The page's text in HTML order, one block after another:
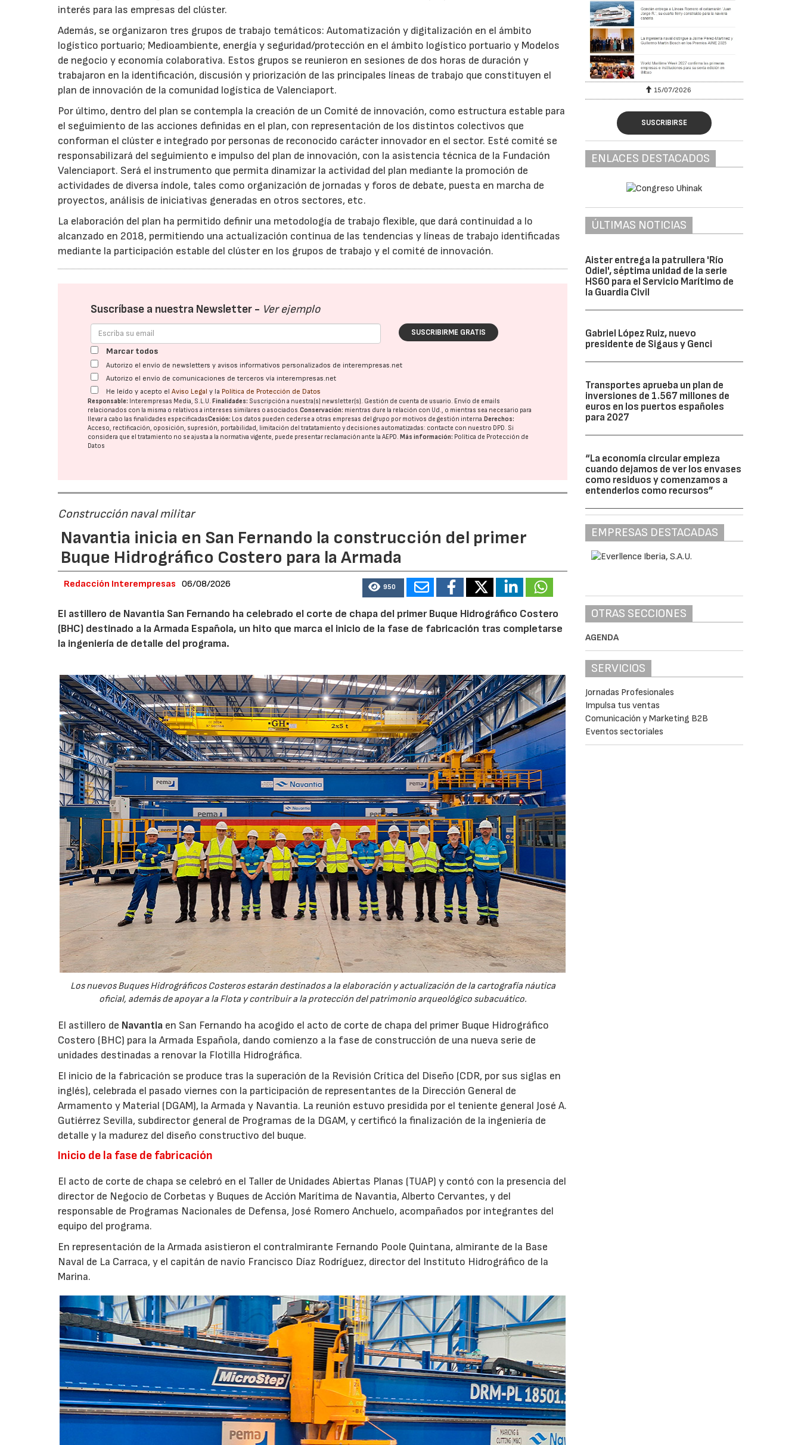
interés para las empresas del clúster.
Además, se organizaron tres grupos de trabajo temáticos: Automatización y digitalización en el ámbito
logístico portuario; Medioambiente, energía y seguridad/protección en el ámbito logístico portuario y Modelos
de negocio y economía colaborativa. Estos grupos se reunieron en sesiones de dos horas de duración y
trabajaron en la identificación, discusión y priorización de las principales líneas de trabajo que constituyen el
plan de innovación de la comunidad logística de Valenciaport.
Por último, dentro del plan se contempla la creación de un Comité de innovación, como estructura estable para
el seguimiento de las acciones definidas en el plan, con representación de los distintos colectivos que
conforman el clúster e integrado por personas de reconocido carácter innovador en el sector. Esté comité se
responsabilizará del seguimiento e impulso del plan de innovación, con la asistencia técnica de la Fundación
Valenciaport. Será el instrumento que permita dinamizar la actividad del plan mediante la promoción de
actividades de diversa índole, tales como organización de jornadas y foros de debate, puesta en marcha de
proyectos, análisis de iniciativas generadas en otros sectores, etc.
La elaboración del plan ha permitido definir una metodología de trabajo flexible, que dará continuidad a lo
alcanzado en 2018, permitiendo una actualización continua de las tendencias y líneas de trabajo identificadas
mediante la participación estable del clúster en los grupos de trabajo y el comité de innovación.
Suscríbase a nuestra Newsletter - Ver ejemplo
SUSCRIBIRME GRATIS
Marcar todos
Autorizo el envío de newsletters y avisos informativos personalizados de interempresas.net
Autorizo el envío de comunicaciones de terceros vía interempresas.net
He leído y acepto elAviso Legal y la Política de Protección de Datos
Responsable: Interempresas Media, S.L.U.Finalidades: Suscripción a nuestra(s) newsletter(s). Gestión de cuenta de usuario. Envío de emails
relacionados con la misma o relativos a intereses similares o asociados.Conservación: mientras dure la relación con Ud., o mientras sea necesario para
llevar a cabo las finalidades especificadasCesión: Los datos pueden cederse a otras empresas del grupo por motivos de gestión interna.Derechos:
Acceso, rectificación, oposición, supresión, portabilidad, limitación del tratatamiento y decisiones automatizadas: contacte con nuestro DPD. Si
considera que el tratamiento no se ajusta a la normativa vigente, puede presentar reclamación ante laAEPD.Más información: Política de Protección de
Datos
Construcción naval militar
Navantia inicia en San Fernando la construcción del primer
Buque Hidrográfico Costero para la Armada
Redacción Interempresas 06/08/2026 950
El astillero de Navantia San Fernando ha celebrado el corte de chapa del primer Buque Hidrográfico Costero
(BHC) destinado a la Armada Española, un hito que marca el inicio de la fase de fabricación tras completarse
la ingeniería de detalle del programa.
Los nuevos Buques Hidrográficos Costeros estarán destinados a la elaboración y actualización de la cartografía náutica
oficial, además de apoyar a la Flota y contribuir a la protección del patrimonio arqueológico subacuático.
El astillero de Navantia en San Fernando ha acogido el acto de corte de chapa del primer Buque Hidrográfico
Costero (BHC) para la Armada Española, dando comienzo a la fase de construcción de una nueva serie de
unidades destinadas a renovar la Flotilla Hidrográfica.
El inicio de la fabricación se produce tras la superación de la Revisión Crítica del Diseño (CDR, por sus siglas en
inglés), celebrada el pasado viernes con la participación de representantes de la Dirección General de
Armamento y Material (DGAM), la Armada y Navantia. La reunión estuvo presidida por el teniente general José A.
Gutiérrez Sevilla, subdirector general de Programas de la DGAM, y certificó la finalización de la ingeniería de
detalle y la madurez del diseño constructivo del buque.
Inicio de la fase de fabricación
El acto de corte de chapa se celebró en el Taller de Unidades Abiertas Planas (TUAP) y contó con la presencia del
director de Negocio de Corbetas y Buques de Acción Marítima de Navantia, Alberto Cervantes, y del
responsable de Programas Nacionales de Defensa, José Romero Anchuelo, acompañados por integrantes del
equipo del programa.
En representación de la Armada asistieron el contralmirante Fernando Poole Quintana, almirante de la Base
Naval de La Carraca, y el capitán de navío Francisco Díaz Rodríguez, director del Instituto Hidrográfico de la
Marina.
15/07/2026
SUSCRIBIRSE
ENLACES DESTACADOS
ÚLTIMAS NOTICIAS
Aister entrega la patrullera 'Río
Odiel', séptima unidad de la serie
HS60 para el Servicio Marítimo de
la Guardia Civil
Gabriel López Ruiz, nuevo
presidente de Sigaus y Genci
Transportes aprueba un plan de
inversiones de 1.567 millones de
euros en los puertos españoles
para 2027
“La economía circular empieza
cuando dejamos de ver los envases
como residuos y comenzamos a
entenderlos como recursos”
EMPRESAS DESTACADAS
OTRAS SECCIONES
AGENDA
SERVICIOS
Jornadas Profesionales
Impulsa tus ventas
Comunicación y Marketing B2B
Eventos sectoriales